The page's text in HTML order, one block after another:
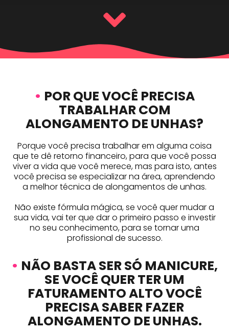
• POR QUE VOCÊ PRECISA
TRABALHAR COM
ALONGAMENTO DE UNHAS?
Porque você precisa trabalhar em alguma coisa
que te dê retorno financeiro, para que você possa
viver a vida que você merece, mas para isto, antes
você precisa se especializar na área, aprendendo
a melhor técnica de alongamentos de unhas.
Não existe fórmula mágica, se você quer mudar a
sua vida, vai ter que dar o primeiro passo e investir
no seu conhecimento, para se tornar uma
profissional de sucesso.
• NÃO BASTA SER SÓ MANICURE,
SE VOCÊ QUER TER UM
FATURAMENTO ALTO VOCÊ
PRECISA SABER FAZER
ALONGAMENTO DE UNHAS.